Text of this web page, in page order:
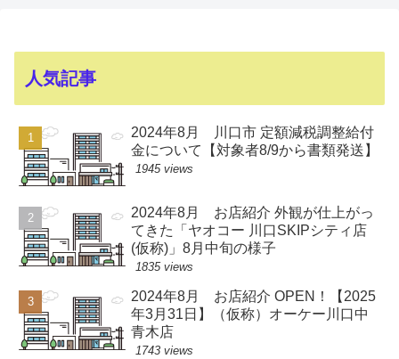
人気記事
2024年8月 川口市 定額減税調整給付
金について【対象者8/9から書類発送】
1945 views
2024年8月 お店紹介 外観が仕上がっ
てきた「ヤオコー 川口SKIPシティ店
(仮称)」8月中旬の様子
1835 views
2024年8月 お店紹介 OPEN！【2025
年3月31日】（仮称）オーケー川口中
青木店
1743 views